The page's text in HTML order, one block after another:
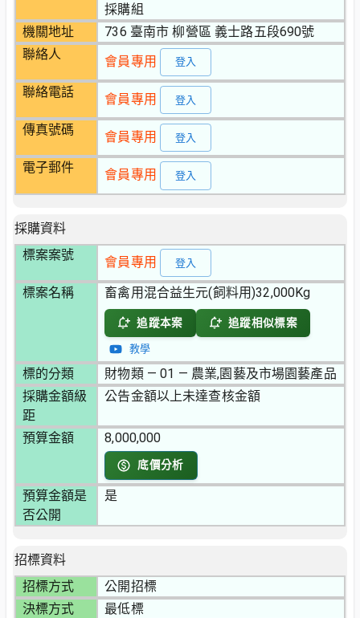
採購組
機關地址
736 臺南市 柳營區 義士路五段690號
聯絡人
會員專用 登入
聯絡電話 會員專用 登入
傳真號碼 會員專用 登入
電子郵件 會員專用 登入
採購資料
標案案號
會員專用 登入
標案名稱 畜禽用混合益生元(飼料用)32,000Kg
追蹤本案 追蹤相似標案
教學
標的分類
財物類 — 01 — 農業,園藝及市場園藝產品
採購金額級
距
公告金額以上未達查核金額
預算金額 8,000,000
底價分析
預算金額是
否公開
是
招標資料
招標方式
公開招標
決標方式
最低標